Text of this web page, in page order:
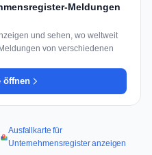
Meldungen
und sehen, wo weltweit
von verschiedenen
öffnen
Ausfallkarte für
Unternehmensregister anzeigen